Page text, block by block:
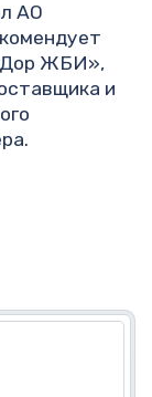
АО
ЖБИ»,
и